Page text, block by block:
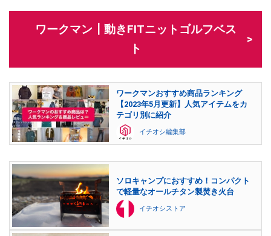
ワークマン┃動きFITニットゴルフベス
ト
ワークマンおすすめ商品ランキング
【2023年5月更新】人気アイテムをカ
テゴリ別に紹介
イチオシ編集部
ソロキャンプにおすすめ！コンパクト
で軽量なオールチタン製焚き火台
イチオシストア